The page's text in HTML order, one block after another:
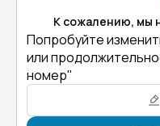
К сожалению, мы
Попробуйте
или
номер"